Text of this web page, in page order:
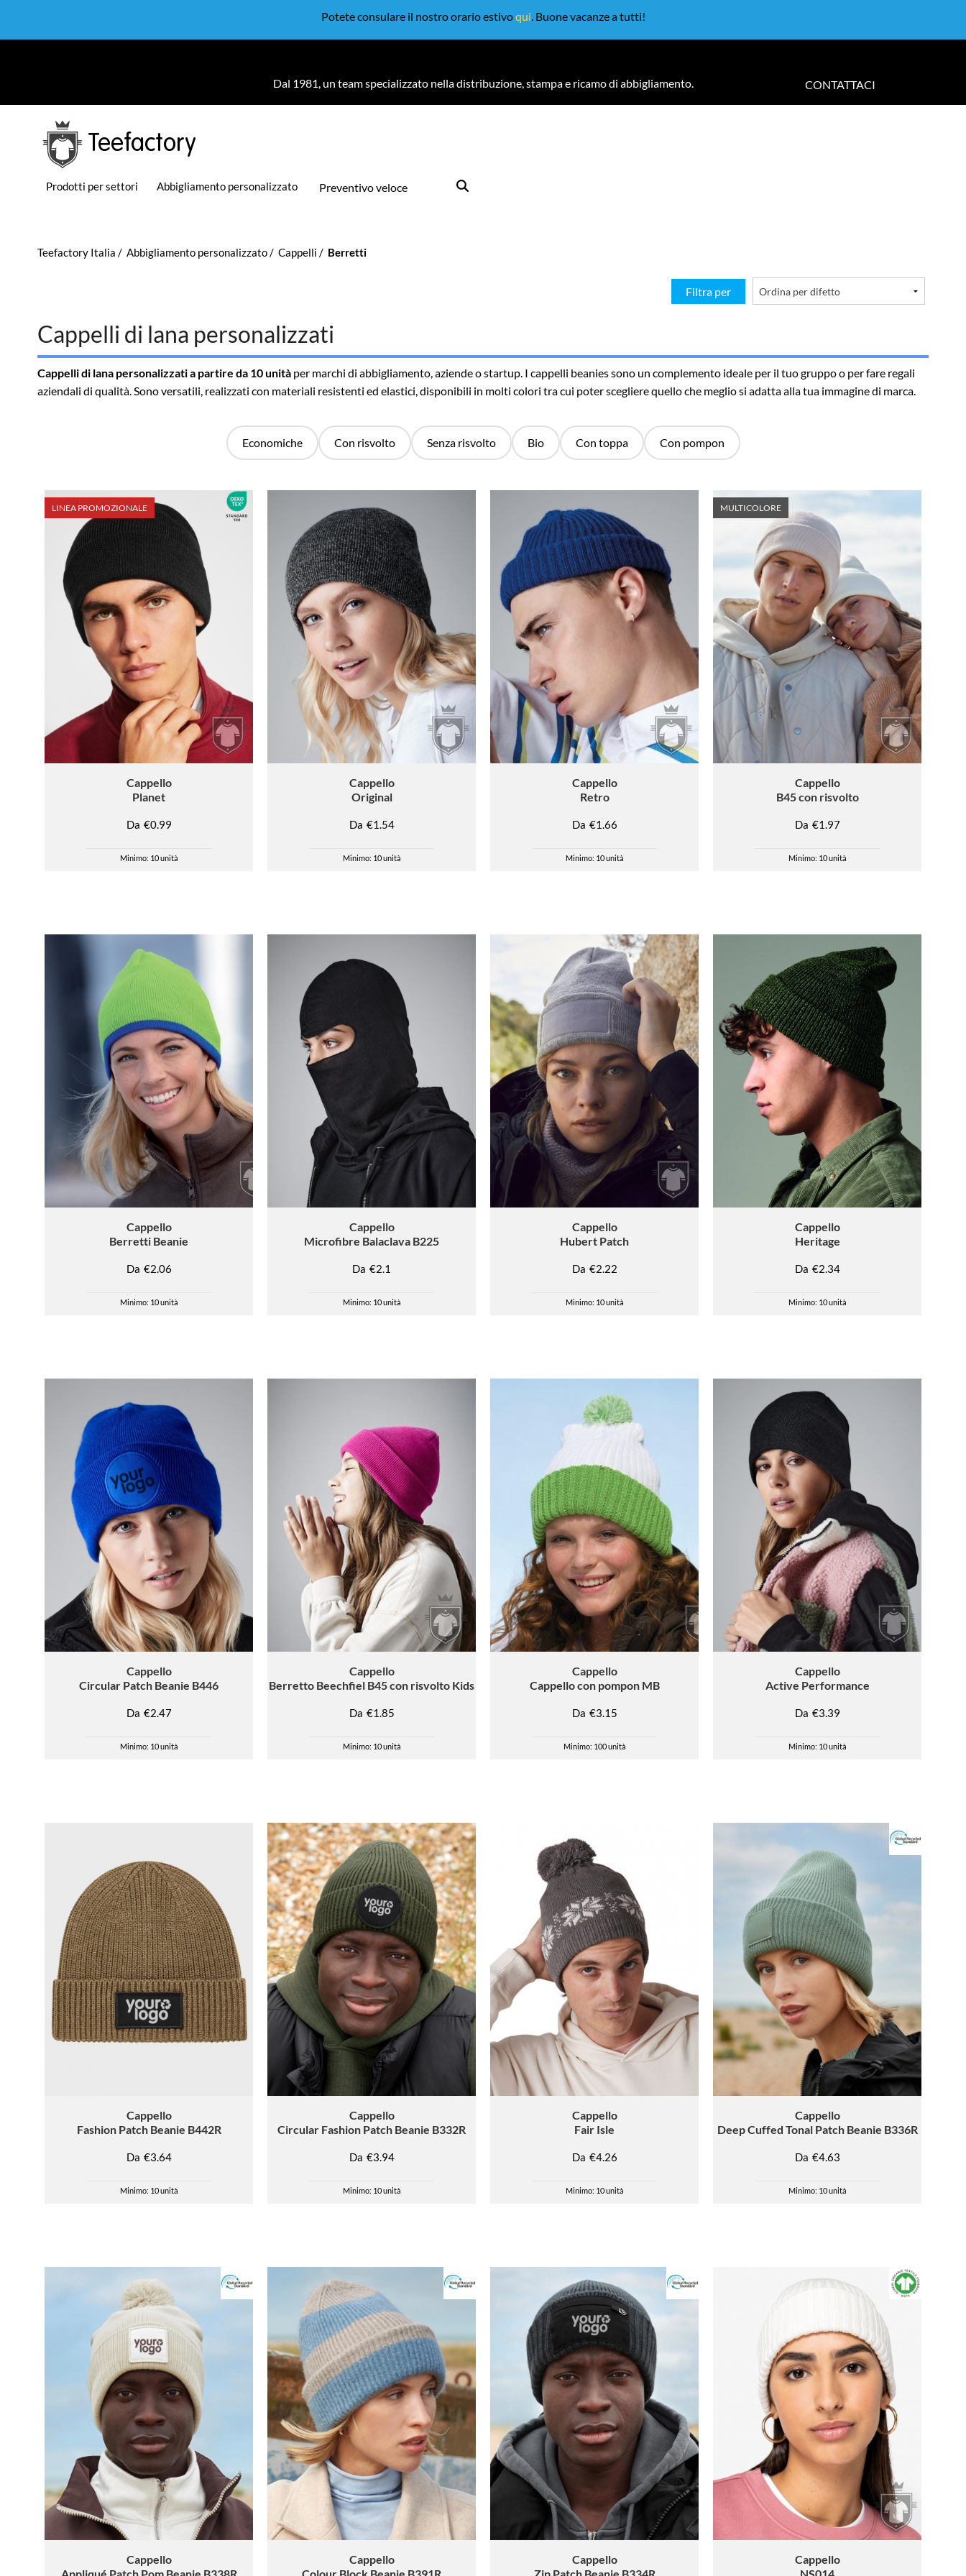
Potete consulare il nostro orario estivoqui. Buone vacanze a tutti!
Dal 1981, un team specializzato nella distribuzione, stampa e ricamo di abbigliamento. CONTATTACI
Teefactory
Prodotti per settori Abbigliamento personalizzato Preventivo veloce
Teefactory Italia Abbigliamento personalizzato Cappelli Berretti
Filtra per
Cappelli di lana personalizzati
Cappelli di lana personalizzati a partire da 10 unità per marchi di abbigliamento, aziende o startup. I cappelli beanies sono un complemento ideale per il tuo gruppo o per fare regali
aziendali di qualità. Sono versatili, realizzati con materiali resistenti ed elastici, disponibili in molti colori tra cui poter scegliere quello che meglio si adatta alla tua immagine di marca.
Economiche Con risvolto Senza risvolto Bio Con toppa Con pompon
LINEA PROMOZIONALE
Cappello
Planet
Da €0.99
Minimo: 10 unità
Cappello
Original
Da €1.54
Minimo: 10 unità
Cappello
Retro
Da €1.66
Minimo: 10 unità
MULTICOLORE
Cappello
B45 con risvolto
Da €1.97
Minimo: 10 unità
Cappello
Berretti Beanie
Da €2.06
Minimo: 10 unità
Cappello
Microfibre Balaclava B225
Da €2.1
Minimo: 10 unità
Cappello
Hubert Patch
Da €2.22
Minimo: 10 unità
Cappello
Heritage
Da €2.34
Minimo: 10 unità
Cappello
Circular Patch Beanie B446
Da €2.47
Minimo: 10 unità
Cappello
Berretto Beechfiel B45 con risvolto Kids
Da €1.85
Minimo: 10 unità
Cappello
Cappello con pompon MB
Da €3.15
Minimo: 100 unità
Cappello
Active Performance
Da €3.39
Minimo: 10 unità
Cappello
Fashion Patch Beanie B442R
Da €3.64
Minimo: 10 unità
Cappello
Circular Fashion Patch Beanie B332R
Da €3.94
Minimo: 10 unità
Cappello
Fair Isle
Da €4.26
Minimo: 10 unità
Cappello
Deep Cuffed Tonal Patch Beanie B336R
Da €4.63
Minimo: 10 unità
Cappello
Cappello
Cappello
Cappello